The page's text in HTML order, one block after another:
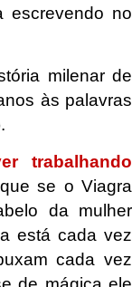
escrevendo no
milenar de
às palavras
trabalhando
se o Viagra
da mulher
está cada vez
cada vez